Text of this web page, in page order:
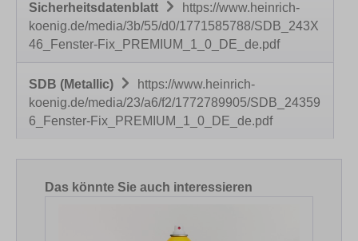
Sicherheitsdatenblatt
https://www.heinrich-
koenig.de/media/3b/55/d0/1771585788/SDB_243X
46_Fenster-Fix_PREMIUM_1_0_DE_de.pdf
SDB (Metallic)
https://www.heinrich-
koenig.de/media/23/a6/f2/1772789905/SDB_24359
6_Fenster-Fix_PREMIUM_1_0_DE_de.pdf
Produktgalerie überspringen
Das könnte Sie auch interessieren